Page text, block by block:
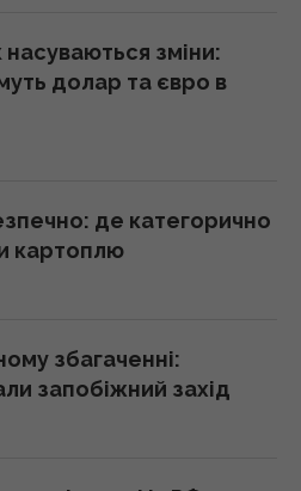
запобіжний захід
поверхні Сонця
до Patriot
зміни:
долар та євро в
де категорично
картоплю
збагаченні:
запобіжний захід